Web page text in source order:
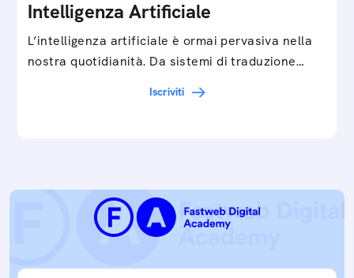
Intelligenza Artificiale
L’intelligenza artificiale è ormai pervasiva nella
nostra quotidianità. Da sistemi di traduzione
Iscriviti